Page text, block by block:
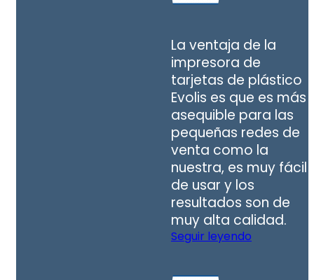
La ventaja de la
impresora de
tarjetas de plástico
Evolis es que es más
asequible para las
pequeñas redes de
venta como la
nuestra, es muy fácil
de usar y los
resultados son de
muy alta calidad.
Seguir leyendo